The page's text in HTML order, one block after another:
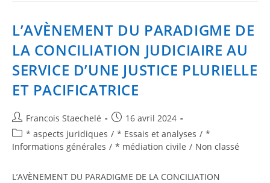
L’AVÈNEMENT DU PARADIGME DE
LA CONCILIATION JUDICIAIRE AU
SERVICE D’UNE JUSTICE PLURIELLE
ET PACIFICATRICE
Francois Staechelé
16 avril 2024
* aspects juridiques / * Essais et analyses / *
Informations générales / * médiation civile / Non classé
L’AVÈNEMENT DU PARADIGME DE LA CONCILIATION